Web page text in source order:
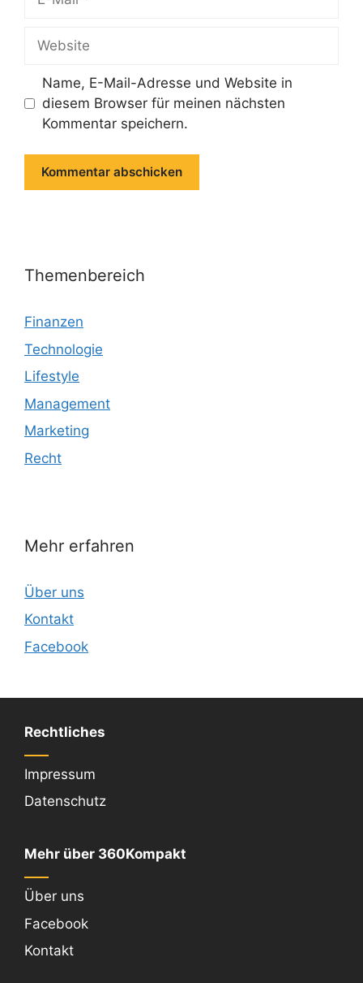
Mail
Name, E-Mail-Adresse und Website in
diesem Browser für meinen nächsten
Kommentar speichern.
Themenbereich
Finanzen
Technologie
Lifestyle
Management
Marketing
Recht
Mehr erfahren
Über uns
Kontakt
Facebook
Rechtliches
Impressum
Datenschutz
Mehr über 360Kompakt
Über uns
Facebook
Kontakt